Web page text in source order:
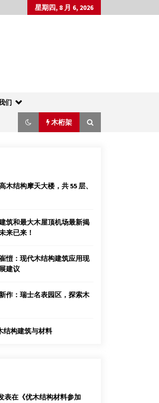
星期四, 8 月 6, 2026
们
木桁架
米兰世博会法国馆——颠倒的农业山
年5月4日
木结构摩天大楼，共 55 层、
筑和最大木屋顶机场最新揭
来已来！
愷：现代木结构建筑应用现
建议
作：瑞士名表园区，探索木
结构建筑与材料
表在《优木结构材料参加